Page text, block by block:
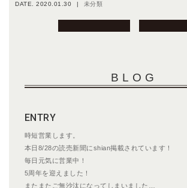
DATE.2020.01.30 | 未分類
BLOG
ENTRY
時短営業します。
本日8/28の読売新聞にshian掲載されています！
毎日元気に営業中！
5周年を迎えました！
またまたご無沙汰になってしまいました…